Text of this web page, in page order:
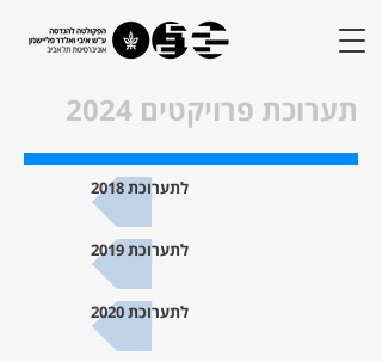
תערוכת פרויקטים 2024
לתערוכת 2018
לתערוכת 2019
לתערוכת 2020